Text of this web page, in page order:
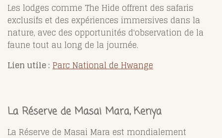
Les lodges comme The Hide offrent des safaris
exclusifs et des expériences immersives dans la
nature, avec des opportunités d'observation de la
faune tout au long de la journée.
Lien utile : Parc National de Hwange
La Réserve de Masai Mara, Kenya
La Réserve de Masai Mara est mondialement